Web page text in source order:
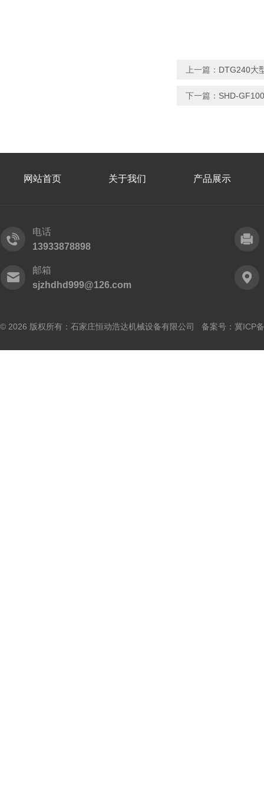
上一篇： DTG240大
下一篇： SHD-
网站首页 关于我们 产品展示
电话
13933878898
邮箱
sjzhdhd999@126.com
© 2026 版权所有：石家庄恒动浩达机械设备有限公司 备案号： 冀ICP